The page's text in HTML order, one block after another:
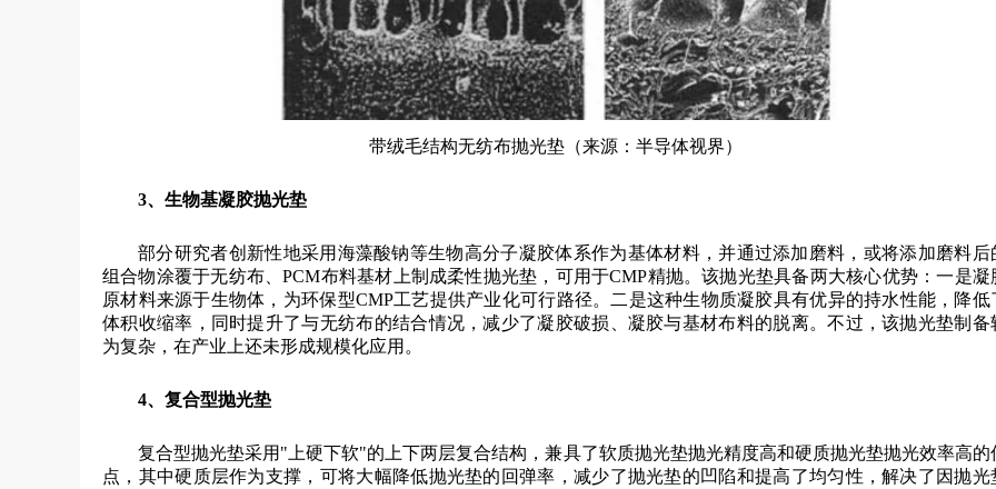
带绒毛结构无纺布抛光垫（来源：半导体视界）
3、生物基凝胶抛光垫
部分研究者创新性地采用海藻酸钠等生物高分子凝胶体系作为基体材料，并通过添加磨料，或将添加磨料后
组合物涂覆于无纺布、PCM布料基材上制成柔性抛光垫，可用于CMP精抛。该抛光垫具备两大核心优势：一是凝
原材料来源于生物体，为环保型CMP工艺提供产业化可行路径。二是这种生物质凝胶具有优异的持水性能，降低
体积收缩率，同时提升了与无纺布的结合情况，减少了凝胶破损、凝胶与基材布料的脱离。不过，该抛光垫制备
为复杂，在产业上还未形成规模化应用。
4、复合型抛光垫
复合型抛光垫采用"上硬下软"的上下两层复合结构，兼具了软质抛光垫抛光精度高和硬质抛光垫抛光效率高的
点，其中硬质层作为支撑，可将大幅降低抛光垫的回弹率，减少了抛光垫的凹陷和提高了均匀性，解决了因抛光